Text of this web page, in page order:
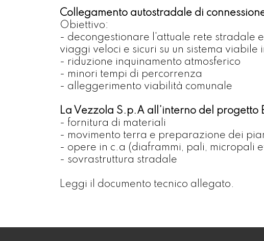
Collegamento autostradale di
Obiettivo:
- decongestionare l'attuale rete stradale
viaggi veloci e sicuri su un sistema
- riduzione inquinamento atmosferico
- minori tempi di percorrenza
- alleggerimento viabilità comunale
La Vezzola S.p.A all’interno del progetto
- fornitura di materiali
- movimento terra e preparazione dei
- opere in c.a (diaframmi, pali, micropali
- sovrastruttura stradale
Leggi il documento tecnico allegato.